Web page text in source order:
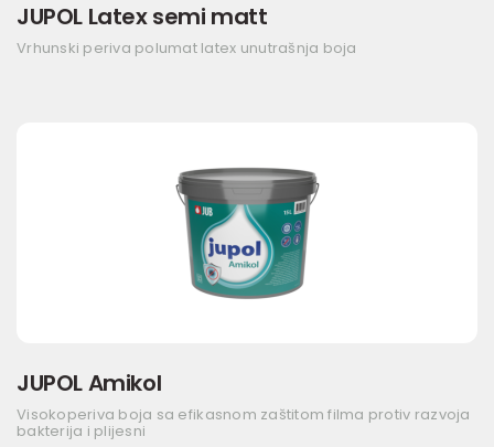
JUPOL Latex semi matt
Vrhunski periva polumat latex unutrašnja boja
JUPOL Amikol
Visokoperiva boja sa efikasnom zaštitom filma protiv razvoja
bakterija i plijesni